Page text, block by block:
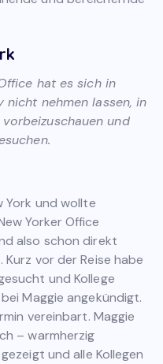
hat es sich in
nicht nehmen lassen, in
und
York und wollte
Yorker Office
also schon direkt
vor der Reise habe
und Kollege
Maggie angekündigt.
vereinbart. Maggie
– warmherzig
und alle Kollegen